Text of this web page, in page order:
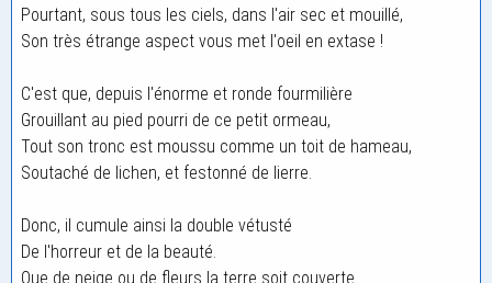
Pourtant, sous tous les ciels, dans l'air sec et mouillé,
Son très étrange aspect vous met l'oeil en extase !
C'est que, depuis l'énorme et ronde fourmilière
Grouillant au pied pourri de ce petit ormeau,
Tout son tronc est moussu comme un toit de hameau,
Soutaché de lichen, et festonné de lierre.
Donc, il cumule ainsi la double vétusté
De l'horreur et de la beauté.
Que de neige ou de fleurs la terre soit couverte...